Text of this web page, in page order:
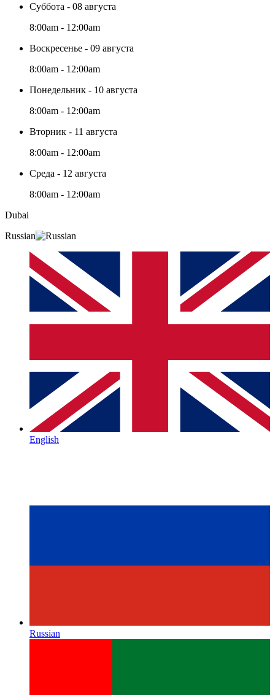
Суббота - 08 августа
8:00am - 12:00am
Воскресенье - 09 августа
8:00am - 12:00am
Понедельник - 10 августа
8:00am - 12:00am
Вторник - 11 августа
8:00am - 12:00am
Среда - 12 августа
8:00am - 12:00am
Dubai
Russian
English
Russian